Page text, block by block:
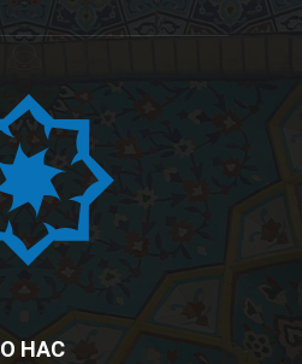
О НАС